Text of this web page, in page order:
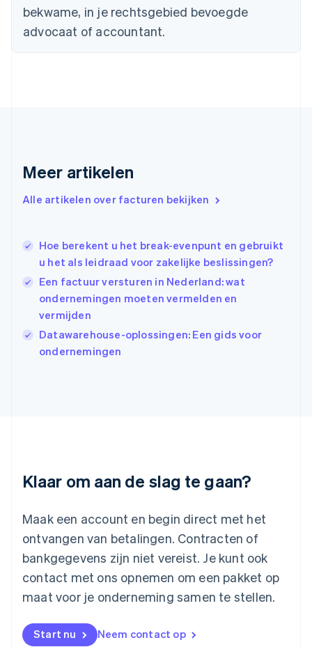
bekwame, in je rechtsgebied bevoegde
advocaat of accountant.
Meer artikelen
Alle artikelen over facturen bekijken
Hoe berekent u het break-evenpunt en gebruikt
u het als leidraad voor zakelijke beslissingen?
Een factuur versturen in Nederland: wat
ondernemingen moeten vermelden en
vermijden
Datawarehouse-oplossingen: Een gids voor
ondernemingen
Klaar om aan de slag te gaan?
Maak een account en begin direct met het
ontvangen van betalingen. Contracten of
bankgegevens zijn niet vereist. Je kunt ook
contact met ons opnemen om een pakket op
maat voor je onderneming samen te stellen.
Start nu Neem contact op
Duitsland
DeutschEnglish
English
English
English
Ierland
English
English
Italië
ItalianoEnglish
日本語English
Kroatië
FrançaisDeutschEnglish
English
Malta
English
Mexico
Nederland
NederlandsEnglish
English
Noorwegen